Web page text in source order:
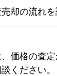
却の流れを
価格の査定
ください。